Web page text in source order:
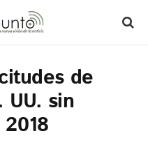
de
UU. sin